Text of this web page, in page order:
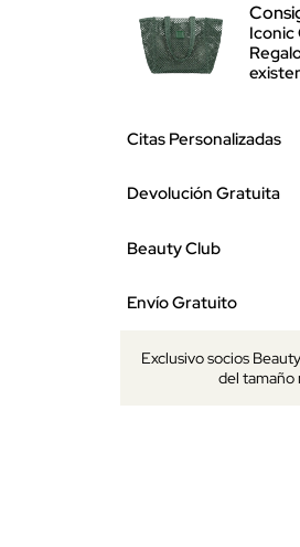
Iconic
Citas Personalizadas
Devolución Gratuita
Beauty Club
Envío Gratuito
Exclusivo socios
del tamaño